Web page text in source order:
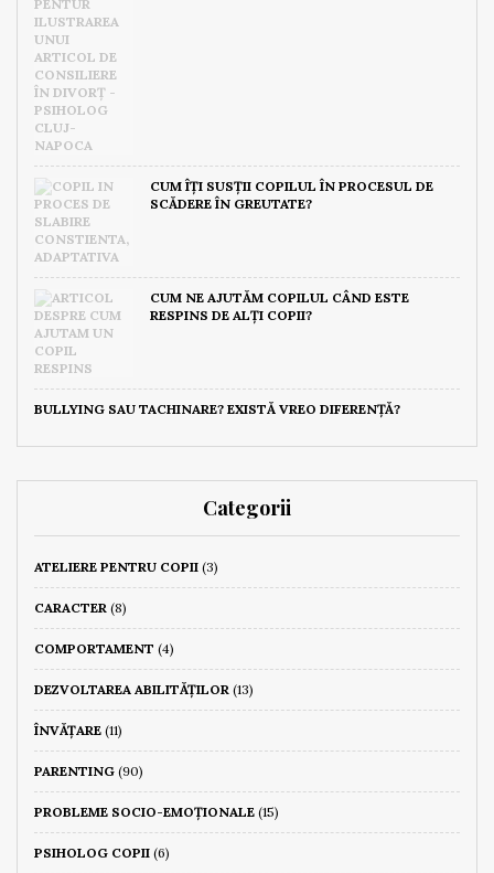
CUM ÎȚI SUSȚII COPILUL ÎN PROCESUL DE
SCĂDERE ÎN GREUTATE?
CUM NE AJUTĂM COPILUL CÂND ESTE
RESPINS DE ALȚI COPII?
BULLYING SAU TACHINARE? EXISTĂ VREO DIFERENȚĂ?
Categorii
ATELIERE PENTRU COPII (3)
CARACTER (8)
COMPORTAMENT (4)
DEZVOLTAREA ABILITĂȚILOR (13)
ÎNVĂȚARE (11)
PARENTING (90)
PROBLEME SOCIO-EMOȚIONALE (15)
PSIHOLOG COPII (6)